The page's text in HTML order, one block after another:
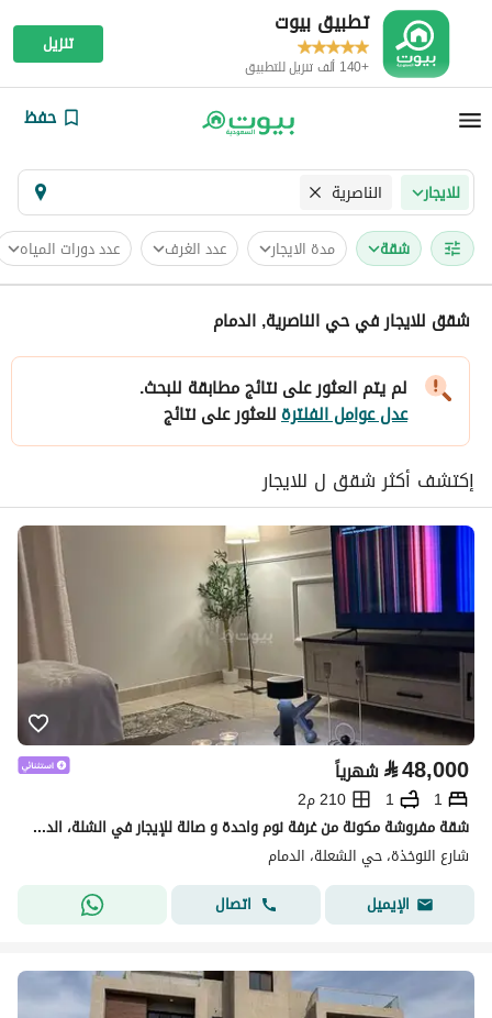
تطبيق بيوت
+140 ألف تنزيل للتطبيق
تنزيل
حفظ
للايجار الناصرية
شقة مدة الايجار عدد الغرف عدد دورات المياه
شقق للايجار في حي الناصرية, الدمام
لم يتم العثور على نتائج مطابقة للبحث.
عدل عوامل الفلترةللعثور على نتائج
إكتشف أكثر شقق ل للايجار
⃁48,000 شهرياً
1
1
210 م2
شقة مفروشة مكونة من غرفة نوم واحدة و صالة للإيجار في الشلة، الدمام
شارع النوخذة، حي الشعلة، الدمام
الإيميل
اتصال